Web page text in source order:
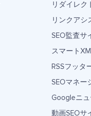
リダイレク
リンクアシ
SEO監査サ
スマート
RSSフッタ
SEOマネー
Googleニ
動画SEOサ